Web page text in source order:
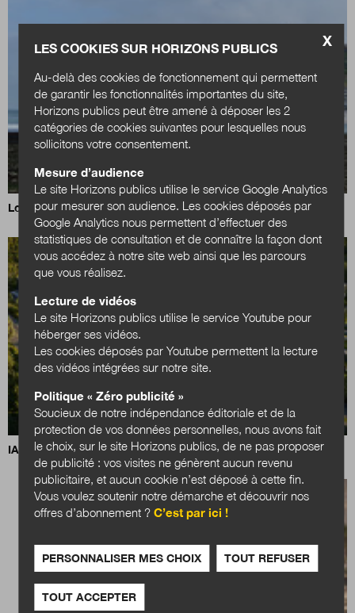
Loi Littoral : un nouvel équilibre à trouver
IA, data centers et territoires : quels choix pour demain ?
X
LES COOKIES SUR HORIZONS PUBLICS
Au-delà des cookies de fonctionnement qui permettent
de garantir les fonctionnalités importantes du site,
Horizons publics peut être amené à déposer les 2
catégories de cookies suivantes pour lesquelles nous
sollicitons votre consentement.
Mesure d’audience
Le site Horizons publics utilise le service Google Analytics
pour mesurer son audience. Les cookies déposés par
Google Analytics nous permettent d’effectuer des
statistiques de consultation et de connaître la façon dont
vous accédez à notre site web ainsi que les parcours
que vous réalisez.
Lecture de vidéos
Le site Horizons publics utilise le service Youtube pour
héberger ses vidéos.
Les cookies déposés par Youtube permettent la lecture
des vidéos intégrées sur notre site.
Politique « Zéro publicité »
Soucieux de notre indépendance éditoriale et de la
protection de vos données personnelles, nous avons fait
le choix, sur le site Horizons publics, de ne pas proposer
de publicité : vos visites ne génèrent aucun revenu
publicitaire, et aucun cookie n’est déposé à cette fin.
Vous voulez soutenir notre démarche et découvrir nos
offres d’abonnement ? C’est par ici !
PERSONNALISER MES CHOIX TOUT REFUSER
TOUT ACCEPTER